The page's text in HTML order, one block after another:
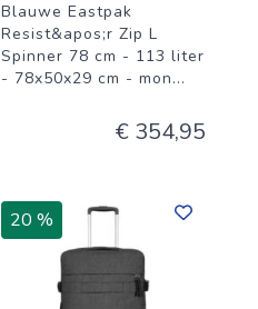
Blauwe Eastpak
Resist&apos;r Zip L
Spinner 78 cm - 113 liter
- 78x50x29 cm - mon...
€ 354,95
20 %